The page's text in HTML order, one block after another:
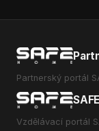
Partnerský portál
Vzdělávací portál